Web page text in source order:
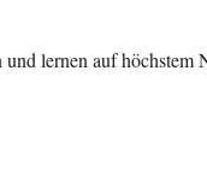
lernen auf